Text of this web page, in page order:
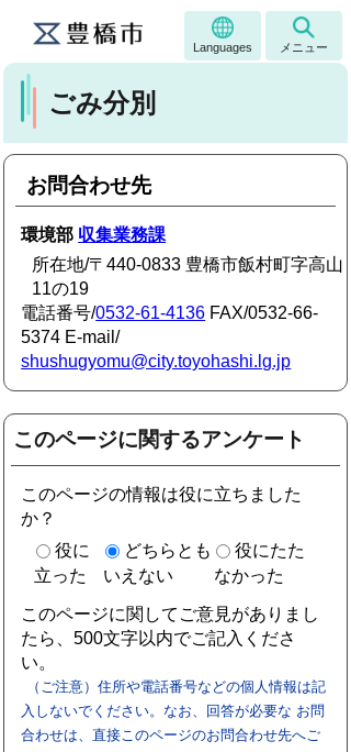
Languages メニュー
ごみ分別
お問合わせ先
環境部 収集業務課
所在地/〒440-0833 豊橋市飯村町字高山
11の19
電話番号/0532-61-4136 FAX/0532-66-
5374 E-mail/
shushugyomu@city.toyohashi.lg.jp
このページに関するアンケート
このページの情報は役に立ちました
か？
役に
立った
どちらとも
いえない
役にたた
なかった
このページに関してご意見がありまし
たら、500文字以内でご記入くださ
い。
（ご注意）住所や電話番号などの個人情報は記
入しないでください。なお、回答が必要な お問
合わせは、直接このページのお問合わせ先へご